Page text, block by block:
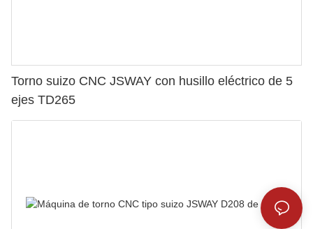
Torno suizo CNC JSWAY con husillo eléctrico de 5
ejes TD265